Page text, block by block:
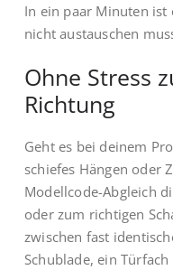
In ein paar Minuten ist
nicht austauschen
Ohne Stress
Richtung
Geht es bei deinem
schiefes Hängen oder
Modellcode-Abgleich
oder zum richtigen
zwischen fast
Schublade, ein